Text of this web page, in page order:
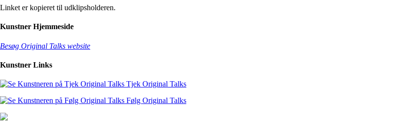
Linket er kopieret til udklipsholderen.
Kunstner Hjemmeside
Besøg Original Talks website
Kunstner Links
Tjek Original Talks
Følg Original Talks